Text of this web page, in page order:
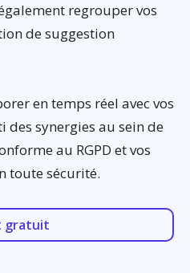
regrouper vos
de suggestion
en temps réel avec vos
synergies au sein de
au RGPD et vos
toute sécurité.
gratuit